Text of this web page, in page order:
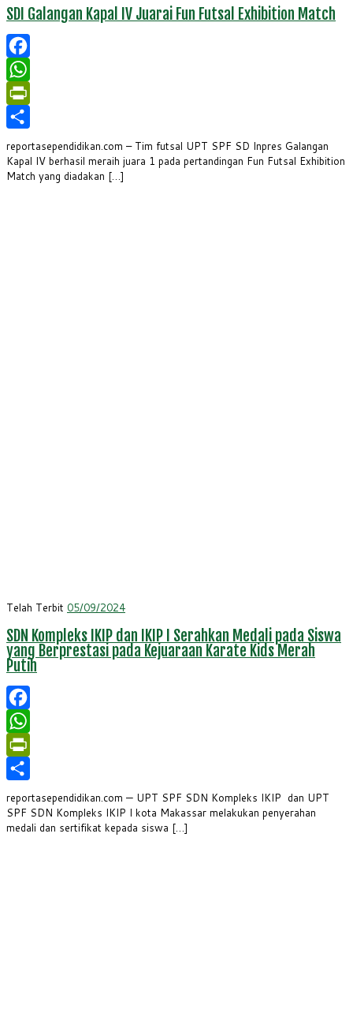
SDI Galangan Kapal IV Juarai Fun Futsal Exhibition Match
Facebook
WhatsApp
PrintFriendly
Share
reportasependidikan.com – Tim futsal UPT SPF SD Inpres Galangan
Kapal IV berhasil meraih juara 1 pada pertandingan Fun Futsal Exhibition
Match yang diadakan […]
Telah Terbit 05/09/2024
SDN Kompleks IKIP dan IKIP I Serahkan Medali pada Siswa
yang Berprestasi pada Kejuaraan Karate Kids Merah
Putih
Facebook
WhatsApp
PrintFriendly
Share
reportasependidikan.com — UPT SPF SDN Kompleks IKIP dan UPT
SPF SDN Kompleks IKIP I kota Makassar melakukan penyerahan
medali dan sertifikat kepada siswa […]